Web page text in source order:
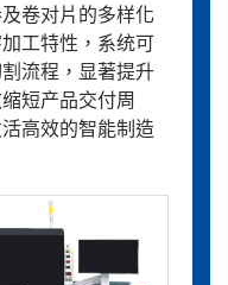
卷对片的多样化
工特性，系统可
流程，显著提升
短产品交付周
高效的智能制造